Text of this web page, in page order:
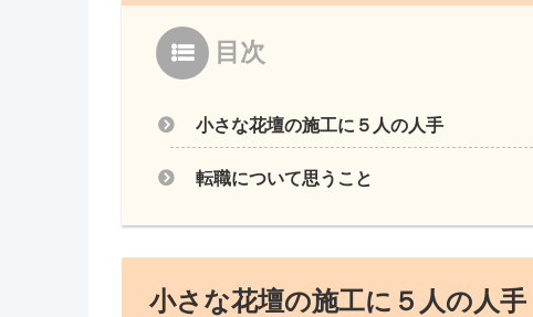
目次
小さな花壇の施工に５人の人手
転職について思うこと
小さな花壇の施工に５人の人手